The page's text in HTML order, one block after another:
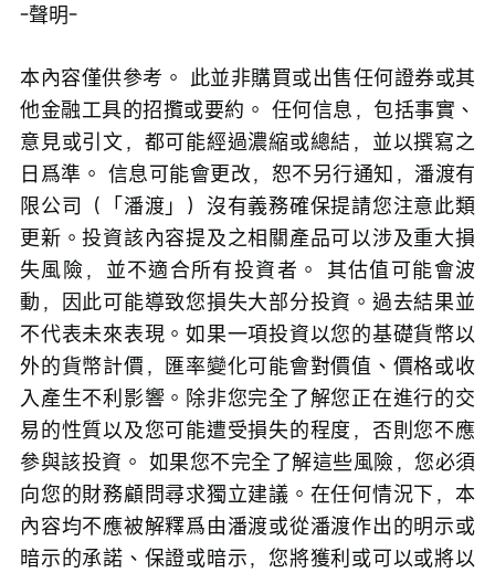
-聲明-
本內容僅供參考。 此並非購買或出售任何證券或其
他金融工具的招攬或要約。 任何信息，包括事實、
意見或引文，都可能經過濃縮或總結，並以撰寫之
日爲準。 信息可能會更改，恕不另行通知，潘渡有
限公司（「潘渡」）沒有義務確保提請您注意此類
更新。投資該內容提及之相關產品可以涉及重大損
失風險，並不適合所有投資者。 其估值可能會波
動，因此可能導致您損失大部分投資。過去結果並
不代表未來表現。如果一項投資以您的基礎貨幣以
外的貨幣計價，匯率變化可能會對價值、價格或收
入產生不利影響。除非您完全了解您正在進行的交
易的性質以及您可能遭受損失的程度，否則您不應
參與該投資。 如果您不完全了解這些風險，您必須
向您的財務顧問尋求獨立建議。在任何情況下，本
內容均不應被解釋爲由潘渡或從潘渡作出的明示或
暗示的承諾、保證或暗示，您將獲利或可以或將以